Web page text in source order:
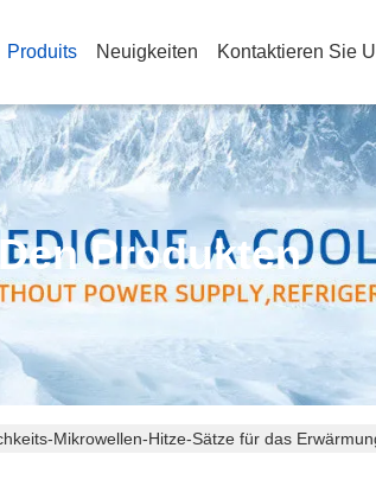
Produits Neuigkeiten Kontaktieren Sie
Produkten
Mikrowellen-Hitze-Sätze für das